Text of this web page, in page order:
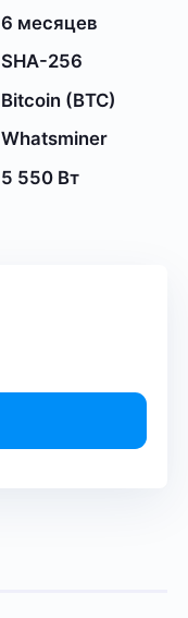
6 месяцев
SHA-256
Bitcoin (BTC)
Whatsminer
5 550 Вт